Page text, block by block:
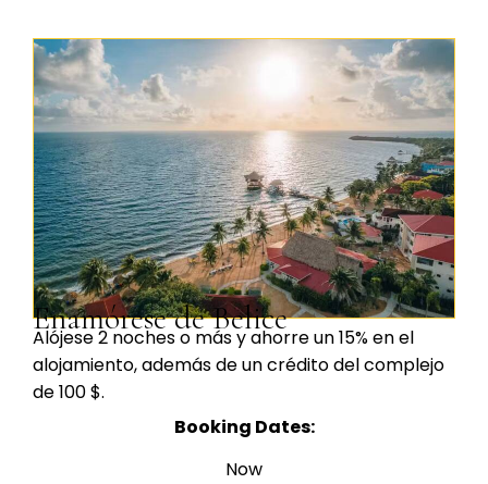
Enamórese de Belice
Alójese 2 noches o más y ahorre un 15% en el
alojamiento, además de un crédito del complejo
de 100 $.
Booking Dates:
Now